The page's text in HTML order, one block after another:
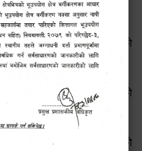
प्रतिवेदन
स्वतः प्रकाशन गरिएको
प्रतिवेदन
स्वतः प्रकाशन गरिएको
प्रतिवेदन
स्वतः प्रकाशन गरिएको